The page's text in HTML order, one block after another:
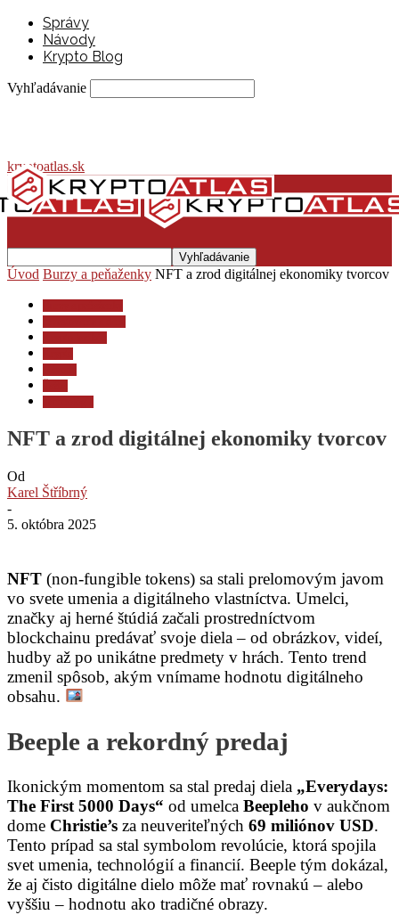
Správy
Návody
Krypto Blog
Vyhľadávanie
kryptoatlas.sk
Úvod Burzy a peňaženky NFT a zrod digitálnej ekonomiky tvorcov
NFT a zrod digitálnej ekonomiky tvorcov
Od
Karel Štříbrný
-
5. októbra 2025
NFT (non-fungible tokens) sa stali prelomovým javom
vo svete umenia a digitálneho vlastníctva. Umelci,
značky aj herné štúdiá začali prostredníctvom
blockchainu predávať svoje diela – od obrázkov, videí,
hudby až po unikátne predmety v hrách. Tento trend
zmenil spôsob, akým vnímame hodnotu digitálneho
obsahu.
Beeple a rekordný predaj
Ikonickým momentom sa stal predaj diela „Everydays:
The First 5000 Days“ od umelca Beepleho v aukčnom
dome Christie’s za neuveriteľných 69 miliónov USD.
Tento prípad sa stal symbolom revolúcie, ktorá spojila
svet umenia, technológií a financií. Beeple tým dokázal,
že aj čisto digitálne dielo môže mať rovnakú – alebo
vyššiu – hodnotu ako tradičné obrazy.